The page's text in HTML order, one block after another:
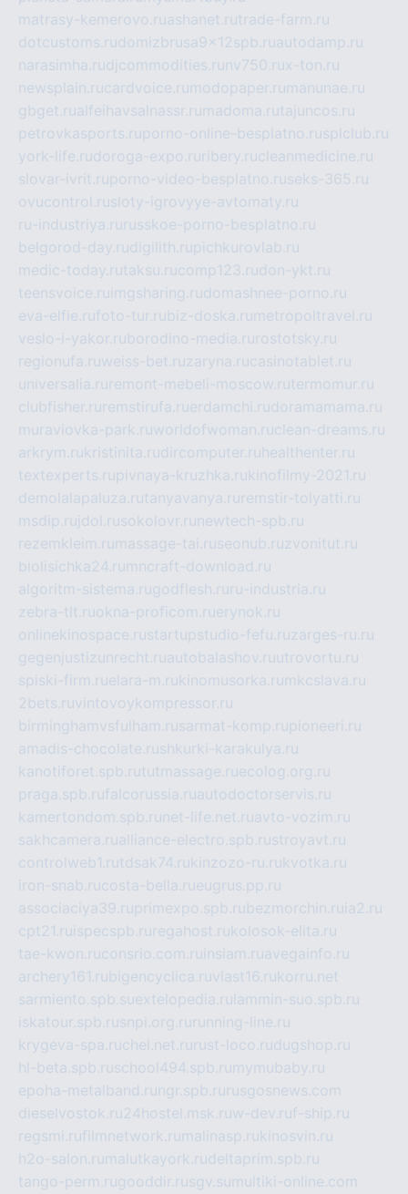
matrasy-kemerovo.ruashanet.rutrade-farm.ru
dotcustoms.rudomizbrusa9x12spb.ruautodamp.ru
narasimha.rudjcommodities.ru nv750.rux-ton.ru
newsplain.rucardvoice.ru modopaper.ru manunae.ru
gbget.rualfeihavsalnassr.ru madoma.rutajuncos.ru
petrovkasports.ruporno-online-besplatno.rusplclub.ru
york-life.rudoroga-expo.ru ribery.rucleanmedicine.ru
slovar-ivrit.ruporno-video-besplatno.ruseks-365.ru
ovucontrol.rusloty-igrovyye-avtomaty.ru
ru-industriya.ru russkoe-porno-besplatno.ru
belgorod-day.rudigilith.rupichkurovlab.ru
medic-today.rutaksu.rucomp123.rudon-ykt.ru
teensvoice.ru imgsharing.rudomashnee-porno.ru
eva-elfie.rufoto-tur.rubiz-doska.ru metropoltravel.ru
veslo-i-yakor.ruborodino-media.ru rostotsky.ru
regionufa.ruweiss-bet.ruzaryna.rucasinotablet.ru
universalia.ru remont-mebeli-moscow.rutermomur.ru
clubfisher.ru remstirufa.ruerdamchi.rudoramamama.ru
muraviovka-park.ruworldofwoman.ruclean-dreams.ru
arkrym.rukristinita.rudircomputer.ru healthenter.ru
textexperts.rupivnaya-kruzhka.rukinofilmy-2021.ru
demolalapaluza.rutanyavanya.ru remstir-tolyatti.ru
msdip.ru jdol.rusokolovr.ru newtech-spb.ru
rezemkleim.ru massage-tai.ruseonub.ruzvonitut.ru
biolisichka24.ru mncraft-download.ru
algoritm-sistema.rugodflesh.ru ru-industria.ru
zebra-tlt.ruokna-proficom.ruerynok.ru
onlinekinospace.rustartupstudio-fefu.ruzarges-ru.ru
gegenjustizunrecht.ruautobalashov.ruutrovortu.ru
spiski-firm.ruelara-m.rukinomusorka.ru mkcslava.ru
2bets.ruvintovoykompressor.ru
birminghamvsfulham.rusarmat-komp.rupioneeri.ru
amadis-chocolate.rushkurki-karakulya.ru
kanotiforet.spb.rututmassage.ruecolog.org.ru
praga.spb.rufalcorussia.ruautodoctorservis.ru
kamertondom.spb.ru net-life.net.ruavto-vozim.ru
sakhcamera.rualliance-electro.spb.rustroyavt.ru
controlweb1.rutdsak74.rukinzozo-ru.rukvotka.ru
iron-snab.rucosta-bella.rueugrus.pp.ru
associaciya39.ruprimexpo.spb.rubezmorchin.ru ia2.ru
cpt21.ru ispecspb.ru regahost.rukolosok-elita.ru
tae-kwon.ruconsrio.com.ru insiam.ruavegainfo.ru
archery161.rubigencyclica.ruvlast16.rukorru.net
sarmiento.spb.suextelopedia.ru lammin-suo.spb.ru
iskatour.spb.rusnpi.org.ru running-line.ru
krygeva-spa.ruchel.net.ru rust-loco.rudugshop.ru
hl-beta.spb.ruschool494.spb.ru mymubaby.ru
epoha-metalband.ru ngr.spb.ru rusgosnews.com
dieselvostok.ru24hostel.msk.ruw-dev.ruf-ship.ru
regsmi.rufilmnetwork.ru malinasp.rukinosvin.ru
h2o-salon.ru malutkayork.rudeltaprim.spb.ru
tango-perm.rugooddir.rusgv.su multiki-online.com